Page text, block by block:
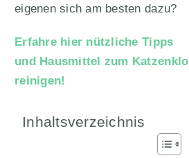
eigenen sich am besten dazu?
Erfahre hier nützliche Tipps
und Hausmittel zum Katzenklo
reinigen!
Inhaltsverzeichnis